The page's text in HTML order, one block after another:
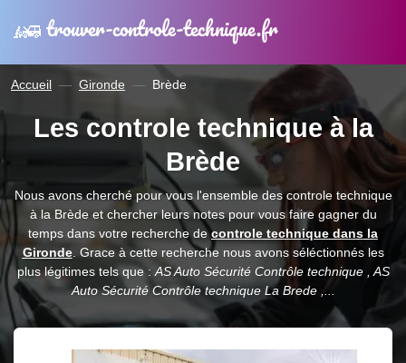
trouver-controle-technique.fr
Accueil Gironde Brède
Les controle technique à la
Brède
Nous avons cherché pour vous l'ensemble des controle technique
à la Brède et chercher leurs notes pour vous faire gagner du
temps dans votre recherche decontrole technique dans la
Gironde. Grace à cette recherche nous avons séléctionnés les
plus légitimes tels que : AS Auto Sécurité Contrôle technique , AS
Auto Sécurité Contrôle technique La Brede ,...